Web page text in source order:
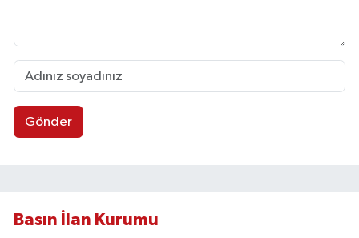
Gönder
Basın İlan Kurumu